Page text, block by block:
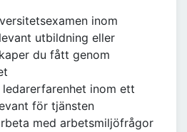
inom
utbildning eller
du fått genom
inom ett
för tjänsten
med arbetsmiljöfrågor